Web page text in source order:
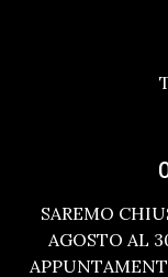
SAREMO
AGOSTO AL